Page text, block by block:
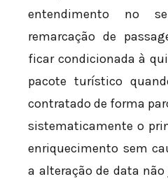
entendimento no
remarcação de
ficar condicionada à
pacote turístico
contratado de forma
sistematicamente o
enriquecimento sem
a alteração de data